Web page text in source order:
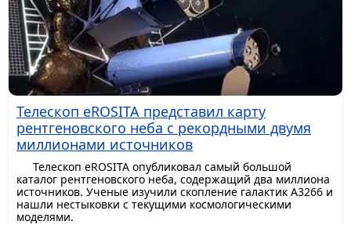
Телескоп eROSITA представил карту
рентгеновского неба с рекордными двумя
миллионами источников
Телескоп eROSITA опубликовал самый большой
каталог рентгеновского неба, содержащий два миллиона
источников. Ученые изучили скопление галактик A3266 и
нашли нестыковки с текущими космологическими
моделями.